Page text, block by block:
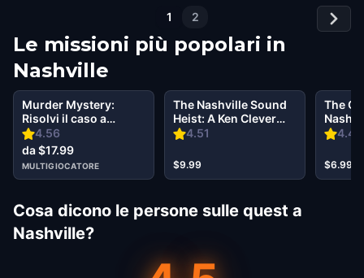
1 2
Le missioni più popolari in
Nashville
4.56
Murder Mystery:
Risolvi il caso a
Nashville
da $17.99
MULTIGIOCATORE
4.51
The Nashville Sound
Heist: A Ken Clever
Mystery
$9.99
4.45
The
$6.99
Cosa dicono le persone sulle quest a
Nashville?